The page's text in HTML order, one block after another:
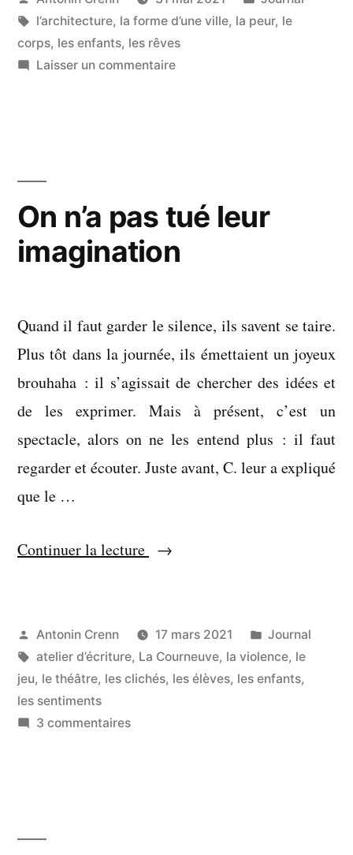
de
l’effrayer »
par
dans
Étiquettes :
l’architecture, la forme d’une ville, la peur, le
corps, les enfants, les rêves
Laisser un commentairesur
On n’a pas tué leur
imagination
Quand il faut garder le silence, ils savent se taire.
Plus tôt dans la journée, ils émettaient un joyeux
brouhaha : il s’agissait de chercher des idées et
de les exprimer. Mais à présent, c’est un
spectacle, alors on ne les entend plus : il faut
regarder et écouter. Juste avant, C. leur a expliqué
que le …
Continuer la lecture « On
tué
leur
imagination »
Publié
par
Antonin Crenn 17 mars 2021
Publié
dans
Journal
Étiquettes :
atelier d’écriture, La Courneuve, la violence, le
jeu, le théâtre, les clichés, les élèves, les enfants,
les sentiments
3 commentairessur